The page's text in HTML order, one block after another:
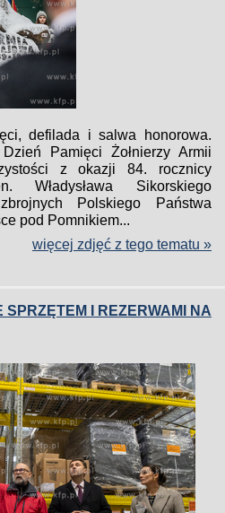
defilada i salwa honorowa.
Pamięci Żołnierzy Armii
z okazji 84. rocznicy
Władysława Sikorskiego
Polskiego Państwa
pod Pomnikiem...
więcej zdjęć z tego tematu »
I REZERWAMI NA